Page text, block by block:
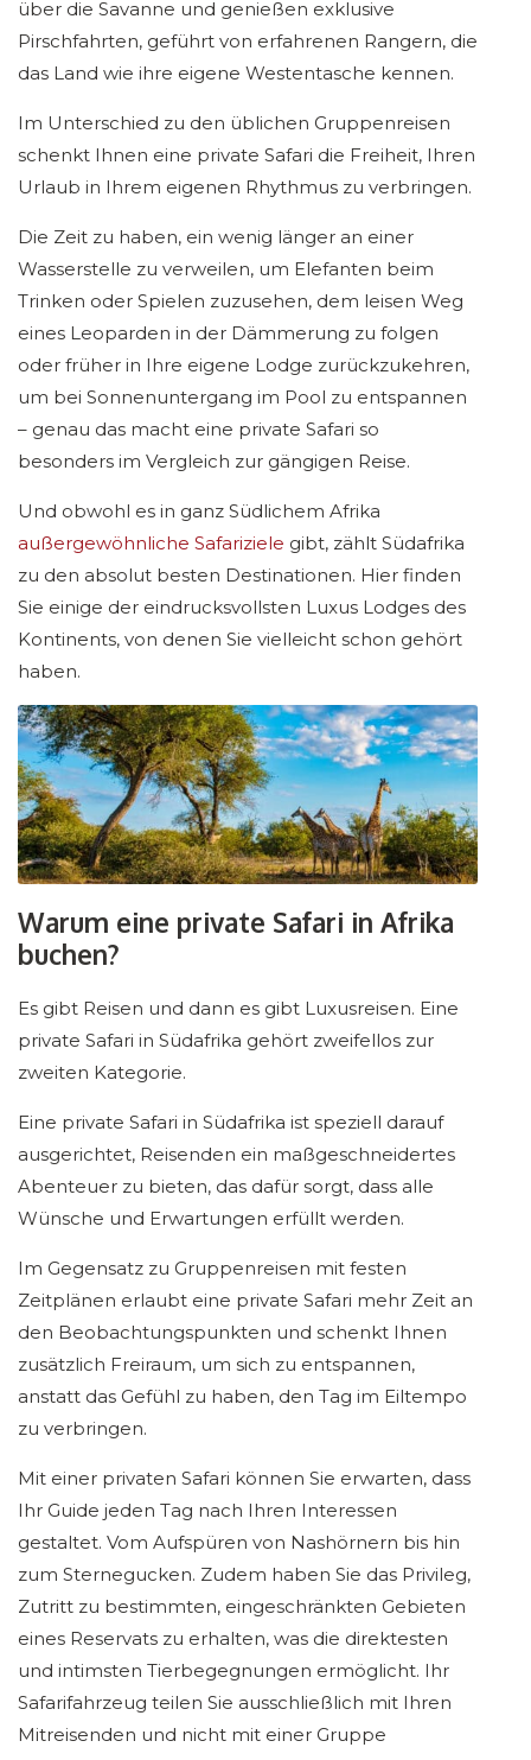
über die Savanne und genießen exklusive
Pirschfahrten, geführt von erfahrenen Rangern, die
das Land wie ihre eigene Westentasche kennen.
Im Unterschied zu den üblichen Gruppenreisen
schenkt Ihnen eine private Safari die Freiheit, Ihren
Urlaub in Ihrem eigenen Rhythmus zu verbringen.
Die Zeit zu haben, ein wenig länger an einer
Wasserstelle zu verweilen, um Elefanten beim
Trinken oder Spielen zuzusehen, dem leisen Weg
eines Leoparden in der Dämmerung zu folgen
oder früher in Ihre eigene Lodge zurückzukehren,
um bei Sonnenuntergang im Pool zu entspannen
– genau das macht eine private Safari so
besonders im Vergleich zur gängigen Reise.
Und obwohl es in ganz Südlichem Afrika
außergewöhnliche Safariziele gibt, zählt Südafrika
zu den absolut besten Destinationen. Hier finden
Sie einige der eindrucksvollsten Luxus Lodges des
Kontinents, von denen Sie vielleicht schon gehört
haben.
Warum eine private Safari in Afrika
buchen?
Es gibt Reisen und dann es gibt Luxusreisen. Eine
private Safari in Südafrika gehört zweifellos zur
zweiten Kategorie.
Eine private Safari in Südafrika ist speziell darauf
ausgerichtet, Reisenden ein maßgeschneidertes
Abenteuer zu bieten, das dafür sorgt, dass alle
Wünsche und Erwartungen erfüllt werden.
Im Gegensatz zu Gruppenreisen mit festen
Zeitplänen erlaubt eine private Safari mehr Zeit an
den Beobachtungspunkten und schenkt Ihnen
zusätzlich Freiraum, um sich zu entspannen,
anstatt das Gefühl zu haben, den Tag im Eiltempo
zu verbringen.
Mit einer privaten Safari können Sie erwarten, dass
Ihr Guide jeden Tag nach Ihren Interessen
gestaltet. Vom Aufspüren von Nashörnern bis hin
zum Sternegucken. Zudem haben Sie das Privileg,
Zutritt zu bestimmten, eingeschränkten Gebieten
eines Reservats zu erhalten, was die direktesten
und intimsten Tierbegegnungen ermöglicht. Ihr
Safarifahrzeug teilen Sie ausschließlich mit Ihren
Mitreisenden und nicht mit einer Gruppe